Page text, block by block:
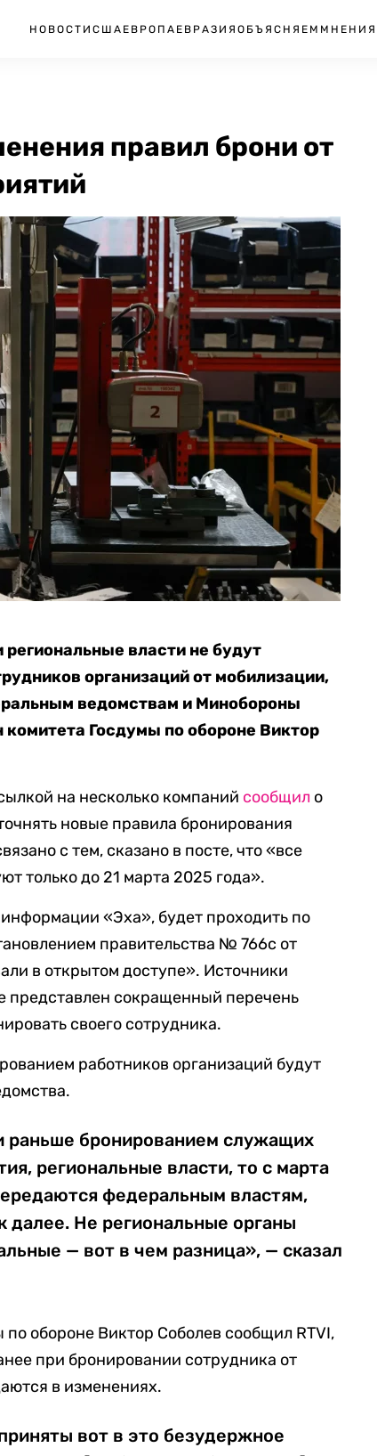
НОВОСТИ США ЕВРОПА ЕВРАЗИЯ ОБЪЯСНЯЕМ МНЕНИЯ
правил брони от
власти не будут
организаций от мобилизации,
ведомствам и Минобороны
комитета Госдумы по обороне Виктор
на несколько компаний сообщил о
новые правила бронирования
с тем, сказано в посте, что «все
только до 21 марта 2025 года».
«Эха», будет проходить по
правительства № 766с от
в открытом доступе». Источники
представлен сокращенный перечень
своего сотрудника.
работников организаций будут
бронированием служащих
региональные власти, то с марта
федеральным властям,
далее. Не региональные органы
— вот в чем разница», — сказал
по обороне Виктор Соболев сообщил RTVI,
при бронировании сотрудника от
в изменениях.
вот в это безудержное